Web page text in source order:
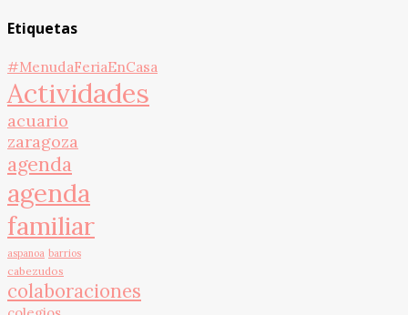
Etiquetas
#MenudaFeriaEnCasa
Actividades
acuario
zaragoza
agenda
agenda
familiar
aspanoa barrios
cabezudos
colaboraciones